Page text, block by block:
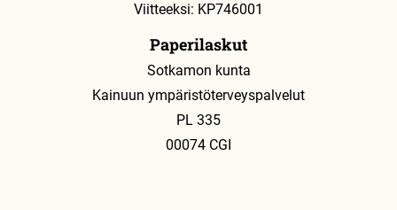
Viitteeksi: KP746001
Paperilaskut
Sotkamon kunta
Kainuun ympäristöterveyspalvelut
PL 335
00074 CGI